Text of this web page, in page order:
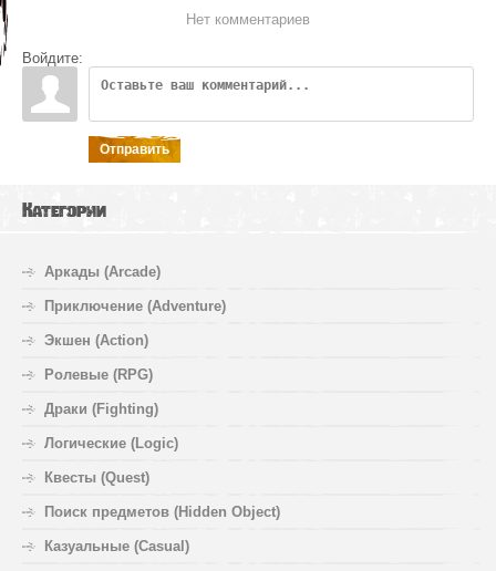
Нет комментариев
Войдите:
Отправить
Категории
Аркады (Arcade)
Приключение (Adventure)
Экшен (Action)
Ролевые (RPG)
Драки (Fighting)
Логические (Logic)
Квесты (Quest)
Поиск предметов (Hidden Object)
Казуальные (Casual)